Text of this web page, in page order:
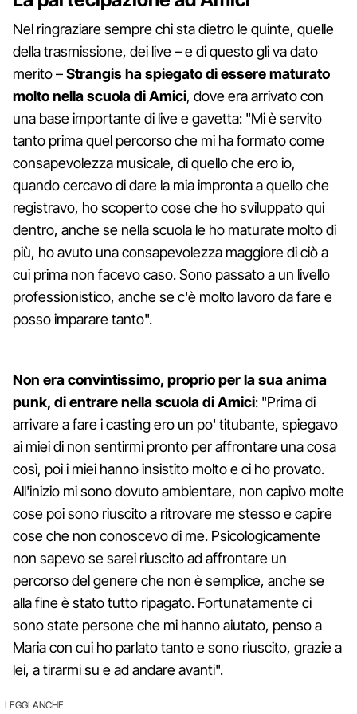
Nel ringraziare sempre chi sta dietro le quinte, quelle
della trasmissione, dei live – e di questo gli va dato
merito –Strangis ha spiegato di essere maturato
molto nella scuola di Amici, dove era arrivato con
una base importante di live e gavetta: "Mi è servito
tanto prima quel percorso che mi ha formato come
consapevolezza musicale, di quello che ero io,
quando cercavo di dare la mia impronta a quello che
registravo, ho scoperto cose che ho sviluppato qui
dentro, anche se nella scuola le ho maturate molto di
più, ho avuto una consapevolezza maggiore di ciò a
cui prima non facevo caso. Sono passato a un livello
professionistico, anche se c'è molto lavoro da fare e
posso imparare tanto".
Non era convintissimo, proprio per la sua anima
punk, di entrare nella scuola di Amici: "Prima di
arrivare a fare i casting ero un po' titubante, spiegavo
ai miei di non sentirmi pronto per affrontare una cosa
così, poi i miei hanno insistito molto e ci ho provato.
All'inizio mi sono dovuto ambientare, non capivo molte
cose poi sono riuscito a ritrovare me stesso e capire
cose che non conoscevo di me. Psicologicamente
non sapevo se sarei riuscito ad affrontare un
percorso del genere che non è semplice, anche se
alla fine è stato tutto ripagato. Fortunatamente ci
sono state persone che mi hanno aiutato, penso a
Maria con cui ho parlato tanto e sono riuscito, grazie a
lei, a tirarmi su e ad andare avanti".
LEGGI ANCHE